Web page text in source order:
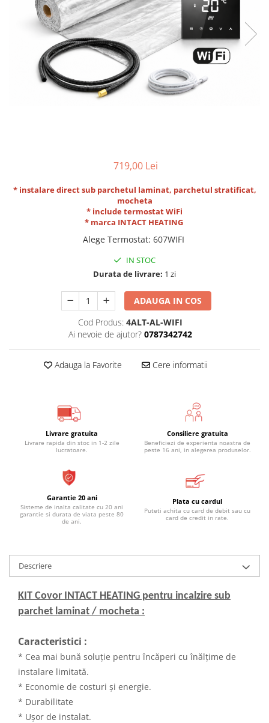
719,00 Lei
* instalare direct sub parchetul laminat, parchetul stratificat,
mocheta
* include termostat WiFi
* marca INTACT HEATING
Alege Termostat: 607WIFI
IN STOC
Durata de livrare: 1 zi
ADAUGA IN COS
Cod Produs: 4ALT-AL-WIFI
Ai nevoie de ajutor? 0787342742
Adauga la Favorite Cere informatii
Livrare gratuita
Livrare rapida din stoc in 1-2 zile
lucratoare.
Consiliere gratuita
Beneficiezi de experienta noastra de
peste 16 ani, in alegerea produselor.
Garantie 20 ani
Sisteme de inalta calitate cu 20 ani
garantie si durata de viata peste 80
de ani.
Plata cu cardul
Puteti achita cu card de debit sau cu
card de credit in rate.
Descriere
KIT Covor INTACT HEATING pentru incalzire sub
parchet laminat / mocheta :
Caracteristici :
* Cea mai bună soluție pentru încăperi cu înălțime de
instalare limitată.
* Economie de costuri și energie.
* Durabilitate
* Ușor de instalat.